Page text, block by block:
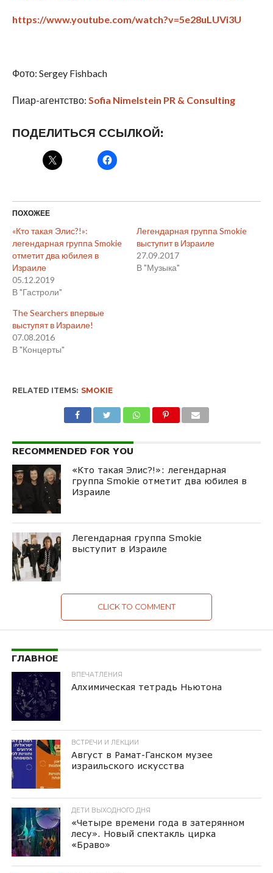
https://www.youtube.com/watch?v=5e28uLUVi3U
Фото: Sergey Fishbach
Пиар-агентство: Sofia Nimelstein PR & Consulting
ПОДЕЛИТЬСЯ ССЫЛКОЙ:
ПОХОЖЕЕ
«Кто такая Элис?!»:
легендарная группа Smokie
отметит два юбилея в
Израиле
05.12.2019
В "Гастроли"
Легендарная группа Smokie
выступит в Израиле
27.09.2017
В "Музыка"
The Searchers впервые
выступят в Израиле!
07.08.2016
В "Концерты"
RELATED ITEMS: SMOKIE
RECOMMENDED FOR YOU
«Кто такая Элис?!»: легендарная
группа Smokie отметит два юбилея в
Израиле
Легендарная группа Smokie
выступит в Израиле
CLICK TO COMMENT
ГЛАВНОЕ
ВПЕЧАТЛЕНИЯ
Алхимическая тетрадь Ньютона
ВСТРЕЧИ И ЛЕКЦИИ
Август в Рамат-Ганском музее
израильского искусства
ДЕТИ ВЫХОДНОГО ДНЯ
«Четыре времени года в затерянном
лесу». Новый спектакль цирка
«Браво»